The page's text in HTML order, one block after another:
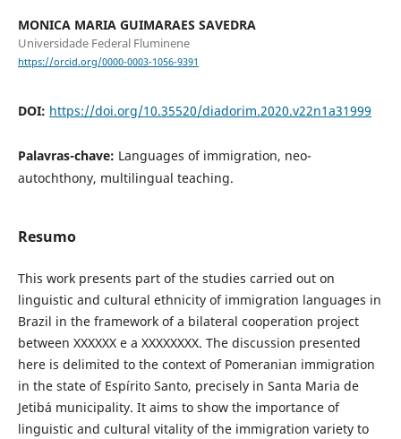
MONICA MARIA GUIMARAES SAVEDRA
Universidade Federal Fluminene
https://orcid.org/0000-0003-1056-9391
DOI: https://doi.org/10.35520/diadorim.2020.v22n1a31999
Palavras-chave: Languages of immigration, neo-
autochthony, multilingual teaching.
Resumo
This work presents part of the studies carried out on
linguistic and cultural ethnicity of immigration languages in
Brazil in the framework of a bilateral cooperation project
between XXXXXX e a XXXXXXXX. The discussion presented
here is delimited to the context of Pomeranian immigration
in the state of Espírito Santo, precisely in Santa Maria de
Jetibá municipality. It aims to show the importance of
linguistic and cultural vitality of the immigration variety to